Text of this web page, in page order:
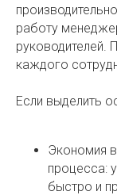
работу
руководителей.
каждого
Если выделить
Экономия
процесса:
быстро и